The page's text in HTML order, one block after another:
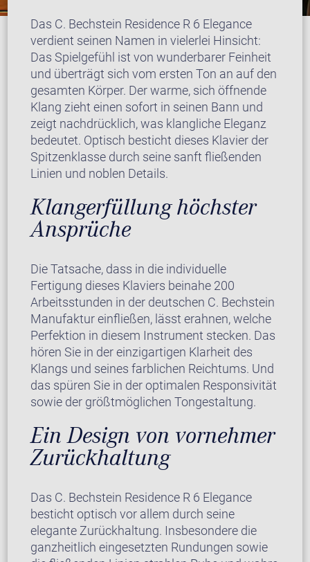
Das C. Bechstein Residence R 6 Elegance
verdient seinen Namen in vielerlei Hinsicht:
Das Spielgefühl ist von wunderbarer Feinheit
und überträgt sich vom ersten Ton an auf den
gesamten Körper. Der warme, sich öffnende
Klang zieht einen sofort in seinen Bann und
zeigt nachdrücklich, was klangliche Eleganz
bedeutet. Optisch besticht dieses Klavier der
Spitzenklasse durch seine sanft fließenden
Linien und noblen Details.
Klangerfüllung höchster
Ansprüche
Die Tatsache, dass in die individuelle
Fertigung dieses Klaviers beinahe 200
Arbeitsstunden in der deutschen C. Bechstein
Manufaktur einfließen, lässt erahnen, welche
Perfektion in diesem Instrument stecken. Das
hören Sie in der einzigartigen Klarheit des
Klangs und seines farblichen Reichtums. Und
das spüren Sie in der optimalen Responsivität
sowie der größtmöglichen Tongestaltung.
Ein Design von vornehmer
Zurückhaltung
Das C. Bechstein Residence R 6 Elegance
besticht optisch vor allem durch seine
elegante Zurückhaltung. Insbesondere die
ganzheitlich eingesetzten Rundungen sowie